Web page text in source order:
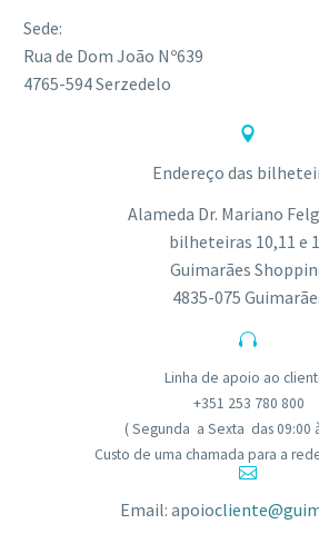
Sede:
Rua de Dom João Nº639
4765-594 Serzedelo


Endereço das
Alameda Dr. Mariano
bilheteiras 10,11 e
Guimarães
4835-075


Linha de apoio ao
+351 253 780 800
( Segunda a Sexta das 09:00
Custo de uma chamada para a


Email: apoio